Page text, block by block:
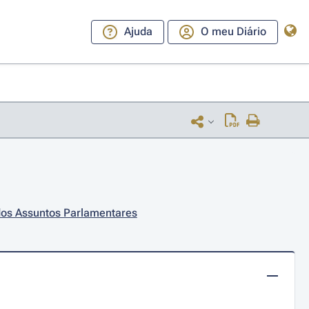
Ajuda O meu Diário
Assuntos Parlamentares